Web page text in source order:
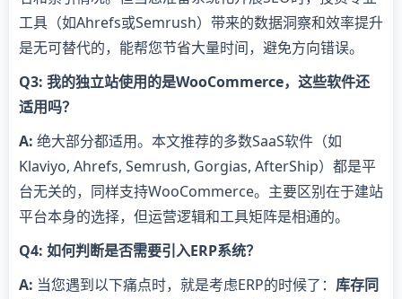
工具（如Ahrefs或Semrush）带来的数据洞察和效率提升
是无可替代的，能帮您节省大量时间，避免方向错误。
​Q3: 我的独立站使用的是WooCommerce，这些软件还
适用吗？​
​A:​ ​ 绝大部分都适用。本文推荐的多数SaaS软件（如
Klaviyo, Ahrefs, Semrush, Gorgias, AfterShip）都是平
台无关的，同样支持WooCommerce。主要区别在于建站
平台本身的选择，但运营逻辑和工具矩阵是相通的。
​Q4: 如何判断是否需要引入ERP系统？​
​A:​ ​ 当您遇到以下痛点时，就是考虑ERP的时候了：​ ​库存同